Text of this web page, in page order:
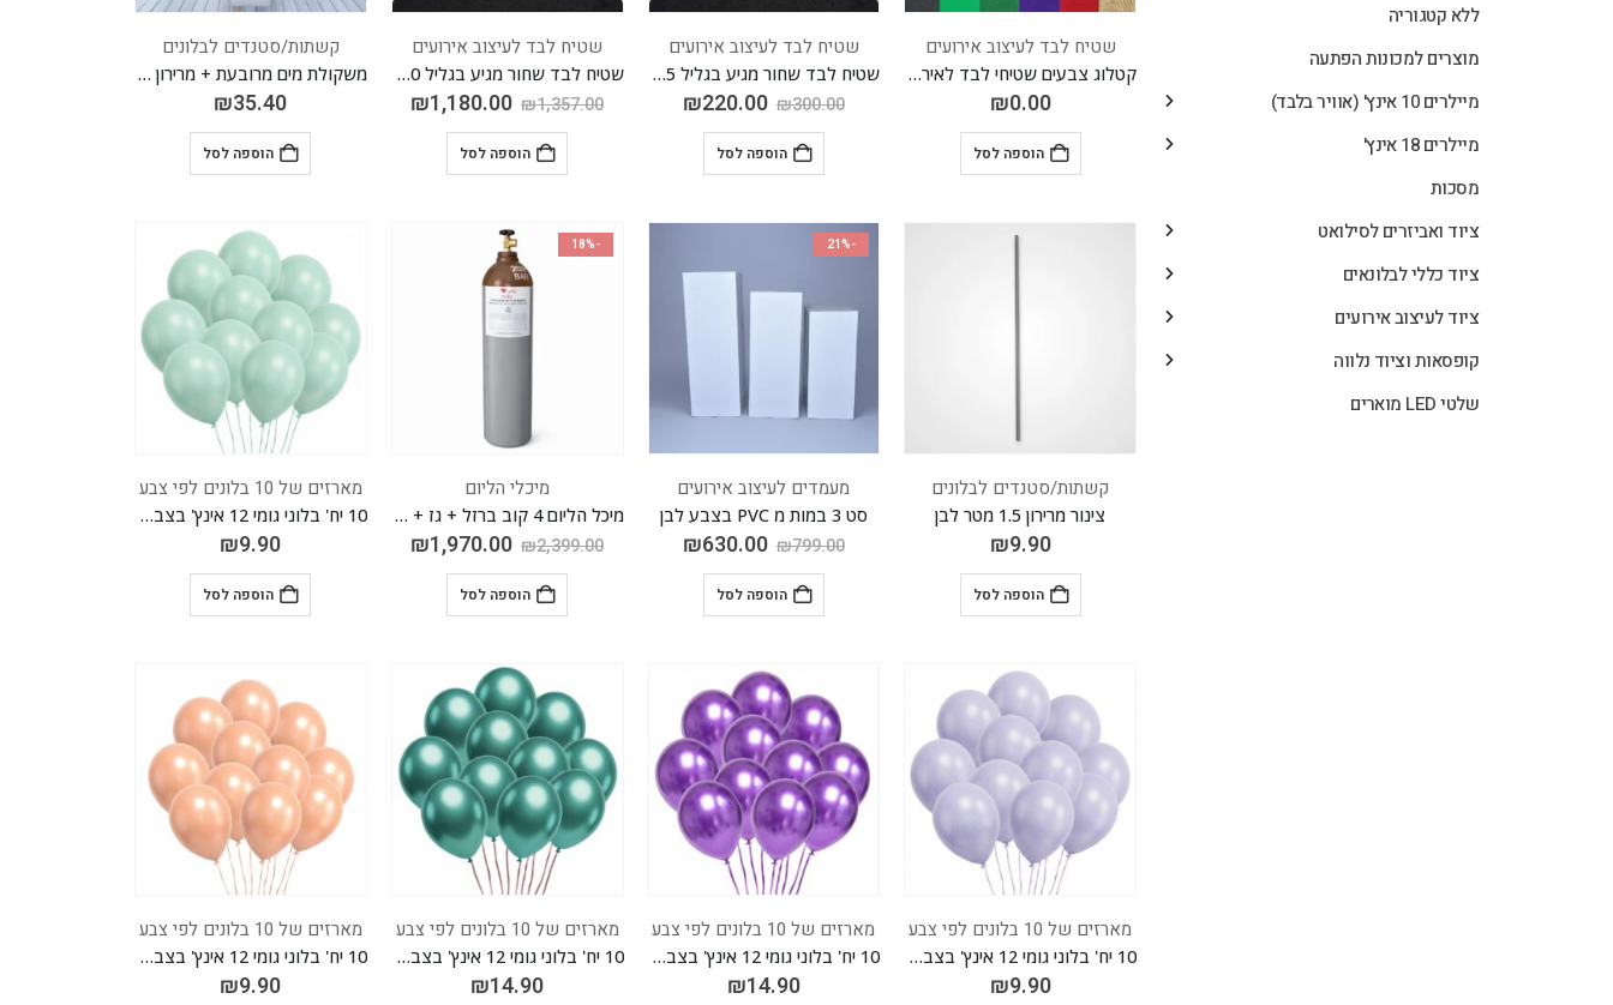
שטיח לבד לעיצוב אירועים
קטלוג צבעים שטיחי לבד לאירועים
₪0.00
הוספה לסל
שטיח לבד לעיצוב אירועים
שטיח לבד שחור מגיע בגליל 5*2 סה"כ 10 מטר
₪300.00
₪220.00
הוספה לסל
שטיח לבד לעיצוב אירועים
שטיח לבד שחור מגיע בגליל 50 מטר אורך רוחב 2 מטר סה"כ 100 מטר
₪1,357.00
₪1,180.00
הוספה לסל
קשתות/סטנדים לבלונים
משקולת מים מרובעת + מרירון 1.5 מטר
₪35.40
הוספה לסל
קשתות/סטנדים לבלונים
צינור מרירון 1.5 מטר לבן
₪9.90
הוספה לסל
-21%
מעמדים לעיצוב אירועים
סט 3 במות מ PVC בצבע לבן
₪799.00
₪630.00
הוספה לסל
-18%
מיכלי הליום
מיכל הליום 4 קוב ברזל + גז + וסת מהיר לניפוח בלונים
₪2,399.00
₪1,970.00
הוספה לסל
מארזים של 10 בלונים לפי צבע
10 יח' בלוני גומי 12 אינץ' בצבע ירוק מקרון
₪9.90
הוספה לסל
מארזים של 10 בלונים לפי צבע
10 יח' בלוני גומי 12 אינץ' בצבע סגול מקרון
₪9.90
מארזים של 10 בלונים לפי צבע
10 יח' בלוני גומי 12 אינץ' בצבע סגול כרום
₪14.90
מארזים של 10 בלונים לפי צבע
10 יח' בלוני גומי 12 אינץ' בצבע ירוק כרום
₪14.90
מארזים של 10 בלונים לפי צבע
10 יח' בלוני גומי 12 אינץ' בצבע אפרסק מקרון
₪9.90
ללא קטגוריה
מוצרים למכונות הפתעה
מיילרים 10 אינץ' (אוויר בלבד)
מיילרים 18 אינץ'
מסכות
ציוד ואביזרים לסילואט
ציוד כללי לבלונאים
ציוד לעיצוב אירועים
קופסאות וציוד נלווה
שלטי LED מוארים